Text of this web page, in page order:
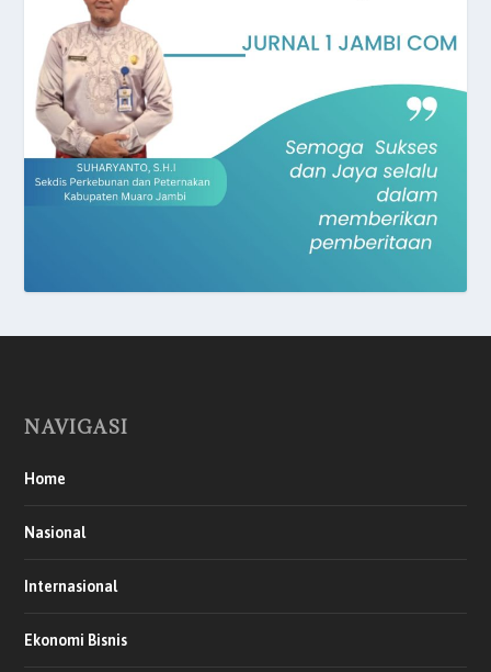
NAVIGASI
Home
Nasional
Internasional
Ekonomi Bisnis